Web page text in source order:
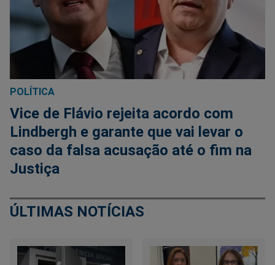
POLÍTICA
Vice de Flávio rejeita acordo com
Lindbergh e garante que vai levar o
caso da falsa acusação até o fim na
Justiça
ÚLTIMAS NOTÍCIAS